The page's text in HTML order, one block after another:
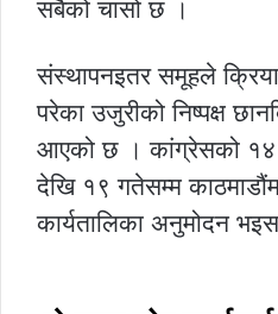
सबैको चासो छ ।
संस्थापनइतर समूहले
परेका उजुरीको निष्पक्ष
आएको छ । कांग्रेसको १४
देखि १९ गतेसम्म
कार्यतालिका अनुमोदन